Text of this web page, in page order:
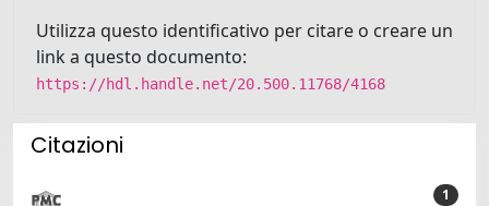
Utilizza questo identificativo per citare o creare un
link a questo documento:
https://hdl.handle.net/20.500.11768/4168
Citazioni
1